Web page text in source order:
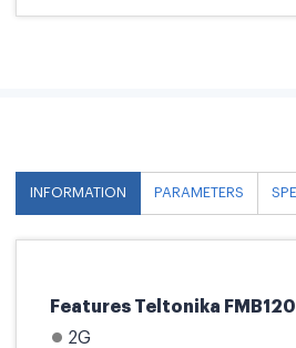
INFORMATION PARAMETERS
Features Teltonika
2G